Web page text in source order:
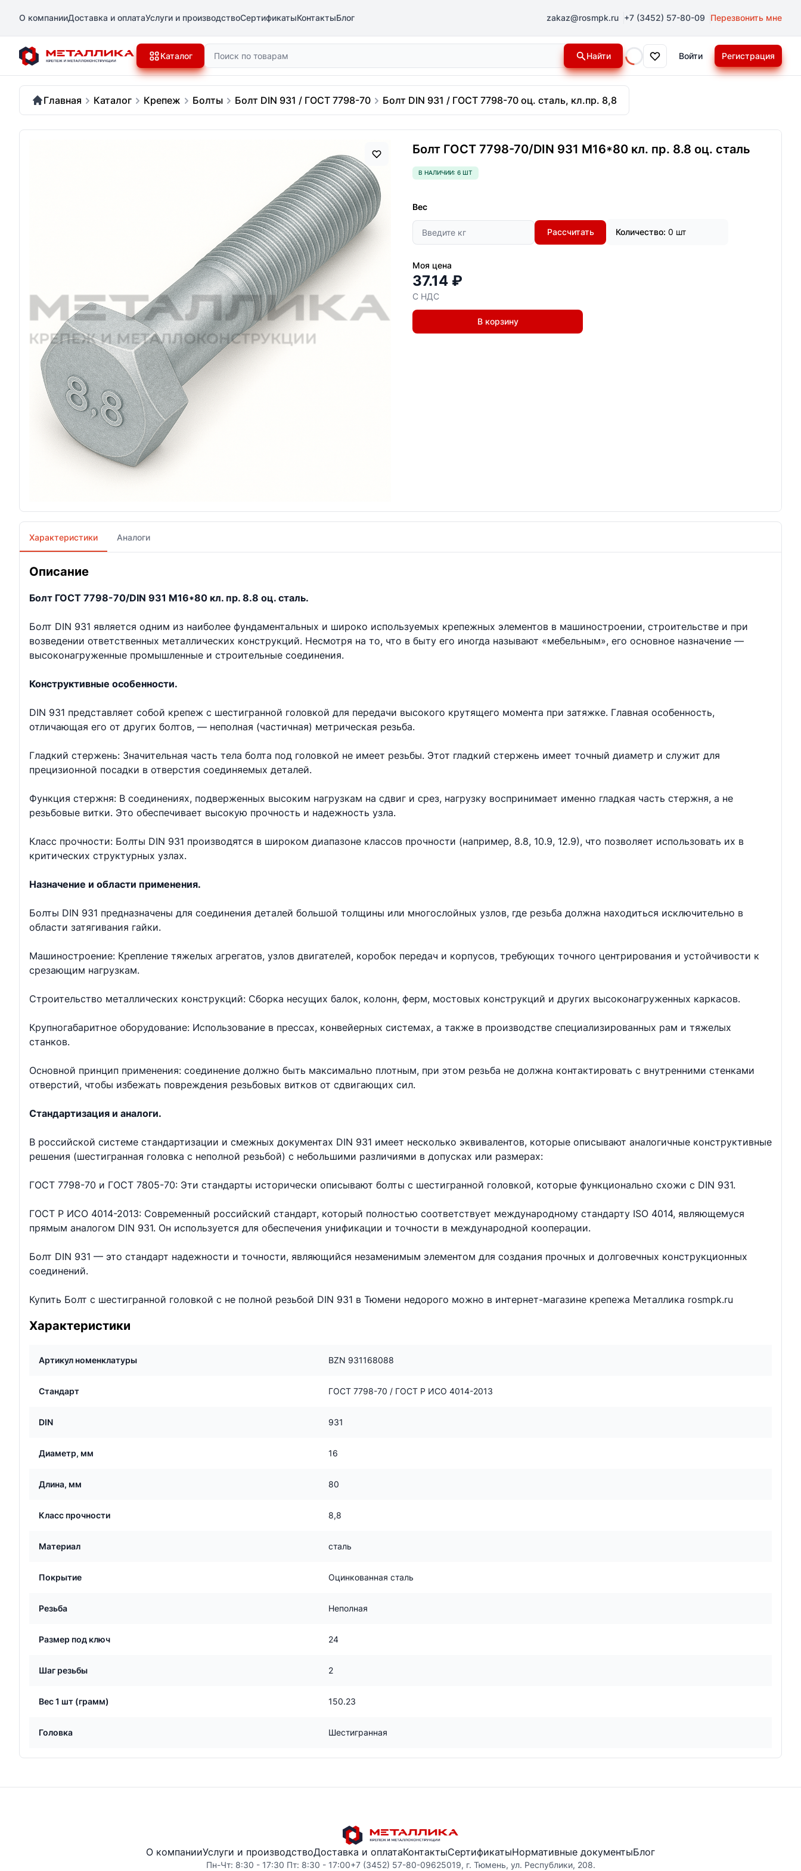
О компанииДоставка и оплатаУслуги и производствоСертификатыКонтактыБлог zakaz@rosmpk.ru +7 (3452) 57-80-09 Перезвонить мне
Каталог Поиск Найти
Loading...
Войти Регистрация
Главная Каталог Крепеж Болты Болт DIN 931 / ГОСТ 7798-70 Болт DIN 931 / ГОСТ 7798-70 оц. сталь, кл.пр. 8,8
Болт ГОСТ 7798-70/DIN 931 М16*80 кл. пр. 8.8 оц. сталь
В НАЛИЧИИ: 6 ШТ
Вес
Рассчитать Количество: 0 шт
Моя цена
37.14 ₽
С НДС
В корзину
Характеристики Аналоги
Описание
Болт ГОСТ 7798-70/DIN 931 М16*80 кл. пр. 8.8 оц. сталь.
Болт DIN 931 является одним из наиболее фундаментальных и широко используемых крепежных элементов в машиностроении, строительстве и при
возведении ответственных металлических конструкций. Несмотря на то, что в быту его иногда называют «мебельным», его основное назначение —
высоконагруженные промышленные и строительные соединения.
Конструктивные особенности.
DIN 931 представляет собой крепеж с шестигранной головкой для передачи высокого крутящего момента при затяжке. Главная особенность,
отличающая его от других болтов, — неполная (частичная) метрическая резьба.
Гладкий стержень: Значительная часть тела болта под головкой не имеет резьбы. Этот гладкий стержень имеет точный диаметр и служит для
прецизионной посадки в отверстия соединяемых деталей.
Функция стержня: В соединениях, подверженных высоким нагрузкам на сдвиг и срез, нагрузку воспринимает именно гладкая часть стержня, а не
резьбовые витки. Это обеспечивает высокую прочность и надежность узла.
Класс прочности: Болты DIN 931 производятся в широком диапазоне классов прочности (например, 8.8, 10.9, 12.9), что позволяет использовать их в
критических структурных узлах.
Назначение и области применения.
Болты DIN 931 предназначены для соединения деталей большой толщины или многослойных узлов, где резьба должна находиться исключительно в
области затягивания гайки.
Машиностроение: Крепление тяжелых агрегатов, узлов двигателей, коробок передач и корпусов, требующих точного центрирования и устойчивости к
срезающим нагрузкам.
Строительство металлических конструкций: Сборка несущих балок, колонн, ферм, мостовых конструкций и других высоконагруженных каркасов.
Крупногабаритное оборудование: Использование в прессах, конвейерных системах, а также в производстве специализированных рам и тяжелых
станков.
Основной принцип применения: соединение должно быть максимально плотным, при этом резьба не должна контактировать с внутренними стенками
отверстий, чтобы избежать повреждения резьбовых витков от сдвигающих сил.
Стандартизация и аналоги.
В российской системе стандартизации и смежных документах DIN 931 имеет несколько эквивалентов, которые описывают аналогичные конструктивные
решения (шестигранная головка с неполной резьбой) с небольшими различиями в допусках или размерах:
ГОСТ 7798-70 и ГОСТ 7805-70: Эти стандарты исторически описывают болты с шестигранной головкой, которые функционально схожи с DIN 931.
ГОСТ Р ИСО 4014-2013: Современный российский стандарт, который полностью соответствует международному стандарту ISO 4014, являющемуся
прямым аналогом DIN 931. Он используется для обеспечения унификации и точности в международной кооперации.
Болт DIN 931 — это стандарт надежности и точности, являющийся незаменимым элементом для создания прочных и долговечных конструкционных
соединений.
Купить Болт с шестигранной головкой с не полной резьбой DIN 931 в Тюмени недорого можно в интернет-магазине крепежа Металлика rosmpk.ru
Характеристики
Артикул номенклатуры BZN 931168088
Стандарт ГОСТ 7798-70 / ГОСТ Р ИСО 4014-2013
DIN 931
Диаметр, мм 16
Длина, мм 80
Класс прочности 8,8
Материал сталь
Покрытие Оцинкованная сталь
Резьба Неполная
Размер под ключ 24
Шаг резьбы 2
Вес 1 шт (грамм) 150.23
Головка Шестигранная
О компанииУслуги и производствоДоставка и оплатаКонтактыСертификатыНормативные документыБлог
Пн-Чт: 8:30 - 17:30 Пт: 8:30 - 17:00+7 (3452) 57-80-09625019, г. Тюмень, ул. Республики, 208.